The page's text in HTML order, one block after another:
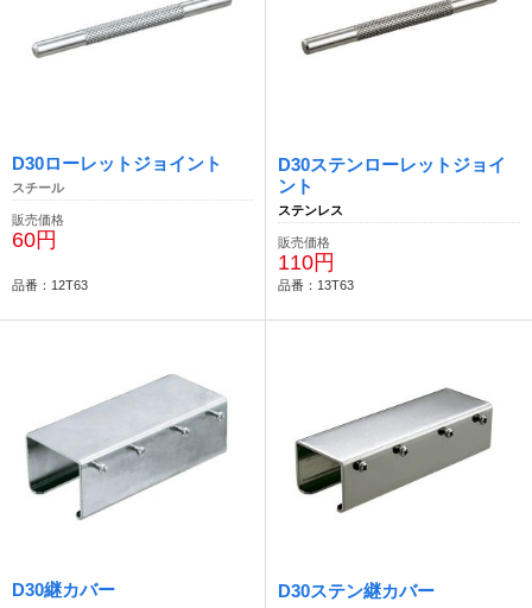
D30ローレットジョイント
スチール
販売価格
60円
品番：12T63
D30ステンローレットジョイ
ント
ステンレス
販売価格
110円
品番：13T63
D30継カバー D30ステン継カバー